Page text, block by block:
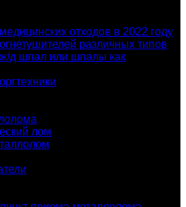
отходов в 2022 году
различных типов
д шпал или шпалы как
лом